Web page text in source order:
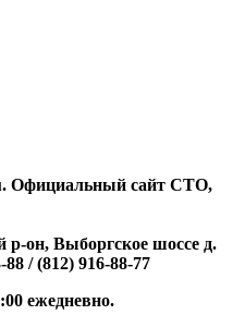
Официальный сайт СТО,
р-он, Выборгское шоссе д.
/ (812) 916-88-77
ежедневно.